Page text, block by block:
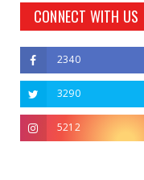
CONNECT WITH US
2340
3290
5212